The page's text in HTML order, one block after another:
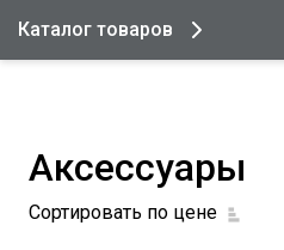
Каталог товаров
Аксессуары
Сортировать по цене